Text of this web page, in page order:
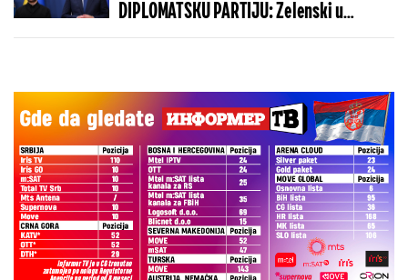
DIPLOMATSKU PARTIJU: Zelenski u
Beogradu potvrdio - Kosovo je Srbija